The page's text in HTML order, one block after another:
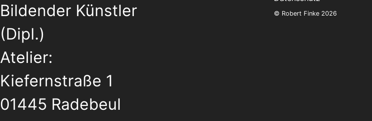
Bildender Künstler
(Dipl.)
Atelier:
Kiefernstraße 1
01445 Radebeul
© Robert Finke 2026